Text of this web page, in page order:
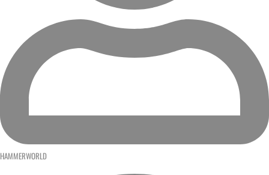
HAMMERWORLD